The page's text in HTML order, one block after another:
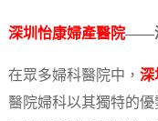
深圳怡康婦產醫院——
在眾多婦科醫院中， 深
醫院婦科以其獨特的